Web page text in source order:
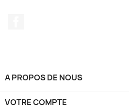
A PROPOS DE NOUS
VOTRE COMPTE